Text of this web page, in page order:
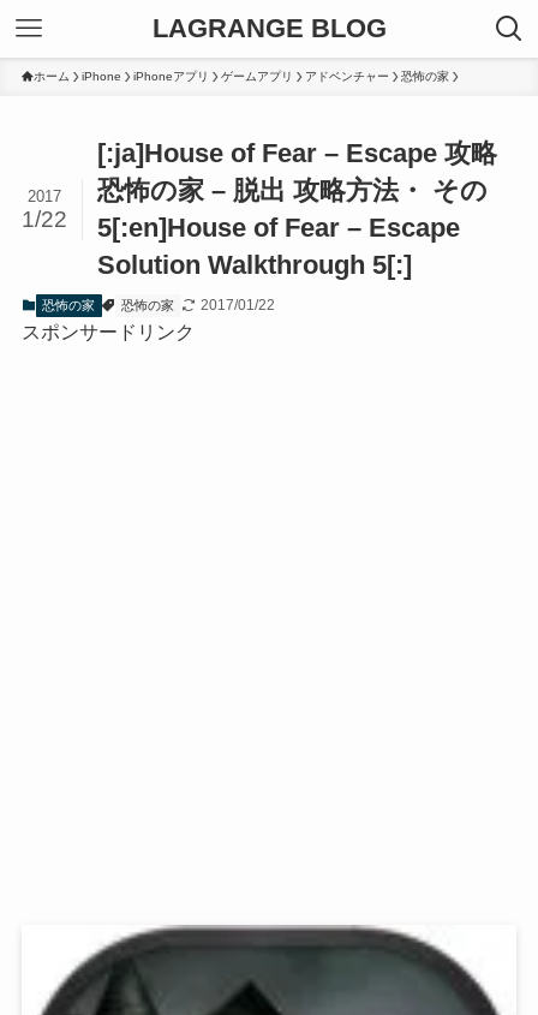
LAGRANGE BLOG
ホーム iPhone iPhoneアプリ ゲームアプリ アドベンチャー 恐怖の家
[:ja]House of Fear – Escape 攻略
恐怖の家 – 脱出 攻略方法・ その
5[:en]House of Fear – Escape
Solution Walkthrough 5[:]
2017
1/22
恐怖の家 恐怖の家 2017/01/22
スポンサードリンク